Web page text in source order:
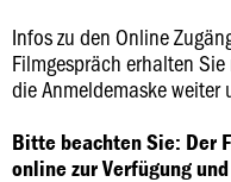
Infos zu den Online
Filmgespräch erhalten
die Anmeldemaske weiter
Bitte beachten Sie: Der
online zur Verfügung